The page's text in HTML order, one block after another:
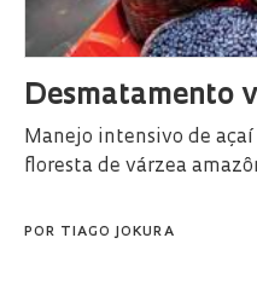
Desmatamento
Manejo intensivo de
floresta de várzea
POR TIAGO JOKURA